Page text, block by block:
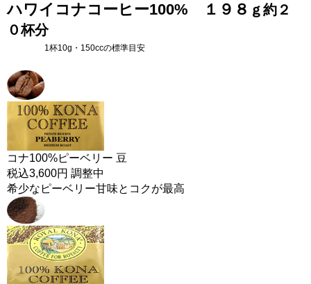
ハワイコナコーヒー100% １９８ ｇ約２
０杯分
1杯10g・150ccの標準目安
コナ100%ピーベリー 豆
税込3,600円 調整中
希少なピーベリー甘味とコクが最高